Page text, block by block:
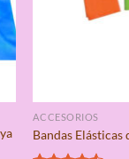
ACCESORIOS
Bandas Elásticas